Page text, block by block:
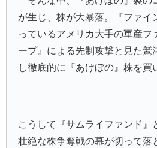
が生じ、株が大暴落。『ファイ
っているアメリカ大手の軍産フ
ープ』による先制攻撃と見た鷲
し徹底的に『あけぼの』株を買
こうして『サムライファンド』
壮絶な株争奪戦の幕が切って落